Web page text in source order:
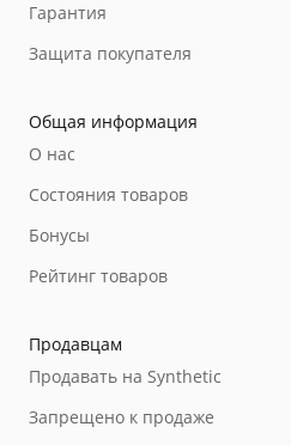
Гарантия
Защита покупателя
Общая информация
О нас
Состояния товаров
Бонусы
Рейтинг товаров
Продавцам
Продавать на Synthetic
Запрещено к продаже